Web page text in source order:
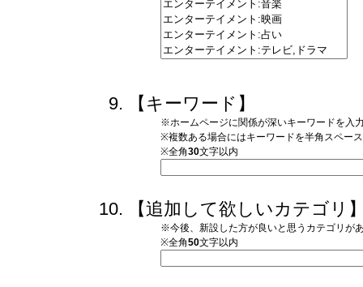
【キーワード】
※ホームページに関係が深いキーワードを入
※複数ある場合にはキーワードを半角スペー
※全角30文字以内
【追加して欲しいカテゴリ
※今後、新設した方が良いと思うカテゴリが
※全角50文字以内